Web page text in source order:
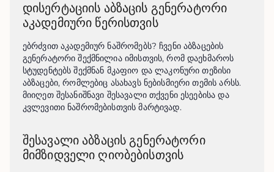
დისერტაციის აბზაცის გენერატორი
აკადემიური წერისთვის
ებრძვით აკადემიურ ნაშრომებს? ჩვენი აბზაცების
გენერატორი შექმნილია იმისთვის, რომ დაეხმაროს
სტუდენტებს შექმნან მკაფიო და ლაკონური თეზისი
აბზაცები, რომლებიც ასახავს ნებისმიერი თემის არსს.
მიიღეთ შესანიშნავი შესავალი თქვენი ესეებისა და
კვლევითი ნაშრომებისთვის მარტივად.
შესავალი აბზაცის გენერატორი
მიმზიდველი ღიობებისთვის